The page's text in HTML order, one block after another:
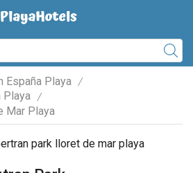
España Playa /
Playa /
Mar Playa